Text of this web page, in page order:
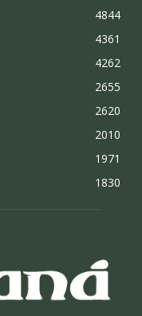
4844
4361
4262
2655
2620
2010
1971
1830